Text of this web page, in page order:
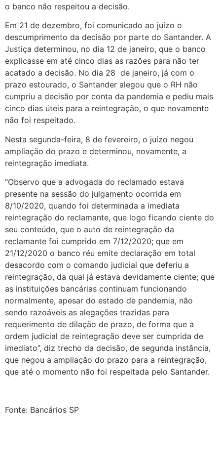
o banco não respeitou a decisão.
Em 21 de dezembro, foi comunicado ao juízo o
descumprimento da decisão por parte do Santander. A
Justiça determinou, no dia 12 de janeiro, que o banco
explicasse em até cinco dias as razões para não ter
acatado a decisão. No dia 28 de janeiro, já com o
prazo estourado, o Santander alegou que o RH não
cumpriu a decisão por conta da pandemia e pediu mais
cinco dias úteis para a reintegração, o que novamente
não foi respeitado.
Nesta segunda-feira, 8 de fevereiro, o juízo negou
ampliação do prazo e determinou, novamente, a
reintegração imediata.
“Observo que a advogada do reclamado estava
presente na sessão do julgamento ocorrida em
8/10/2020, quando foi determinada a imediata
reintegração do reclamante, que logo ficando ciente do
seu conteúdo, que o auto de reintegração da
reclamante foi cumprido em 7/12/2020; que em
21/12/2020 o banco réu emite declaração em total
desacordo com o comando judicial que deferiu a
reintegração, da qual já estava devidamente ciente; que
as instituições bancárias continuam funcionando
normalmente, apesar do estado de pandemia, não
sendo razoáveis as alegações trazidas para
requerimento de dilação de prazo, de forma que a
ordem judicial de reintegração deve ser cumprida de
imediato”, diz trecho da decisão, de segunda instância,
que negou a ampliação do prazo para a reintegração,
que até o momento não foi respeitada pelo Santander.
Fonte: Bancários SP